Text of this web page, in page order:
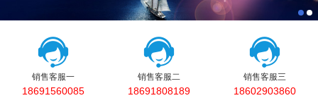
销售客服一
18691560085
销售客服二
18691808189
销售客服三
18602903860